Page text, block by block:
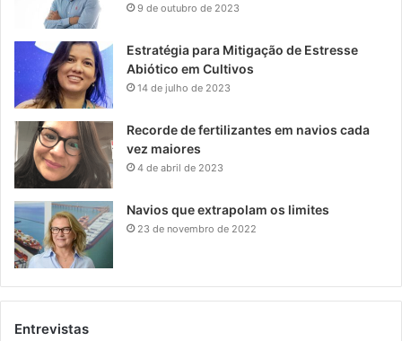
9 de outubro de 2023
Estratégia para Mitigação de Estresse
Abiótico em Cultivos
14 de julho de 2023
Recorde de fertilizantes em navios cada
vez maiores
4 de abril de 2023
Navios que extrapolam os limites
23 de novembro de 2022
Entrevistas